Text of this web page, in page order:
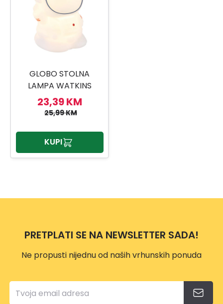
GLOBO STOLNA
LAMPA WATKINS
23,39 KM
25,99 KM
KUPI
PRETPLATI SE NA NEWSLETTER SADA!
Ne propusti nijednu od naših vrhunskih ponuda